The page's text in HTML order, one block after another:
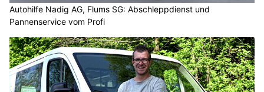
Autohilfe Nadig AG, Flums SG: Abschleppdienst und
Pannenservice vom Profi